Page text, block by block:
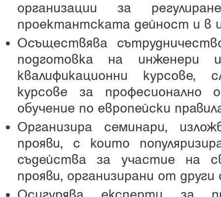
организации за
проектантската дейност и в
Осъществява
подготовка на инженери
квалификационни курсове,
курсове за професионално
обучение по европейски
Организира семинари,
прояви, с които
съдейства за участие на
прояви, организирани от други